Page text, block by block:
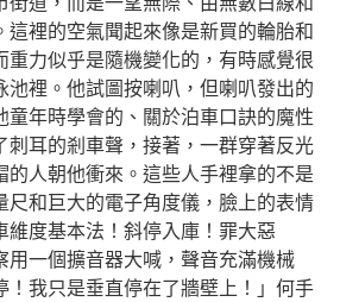
這裡的空氣聞起來像是新買的輪胎和
重力似乎是隨機變化的，有時感覺很
池裡。他試圖按喇叭，但喇叭發出的
童年時學會的、關於泊車口訣的魔性
刺耳的剎車聲，接著，一群穿著反光
的人朝他衝來。這些人手裡拿的不是
尺和巨大的電子角度儀，臉上的表情
維度基本法！斜停入庫！罪大惡
用一個擴音器大喊，聲音充滿機械
！我只是垂直停在了牆壁上！」何手